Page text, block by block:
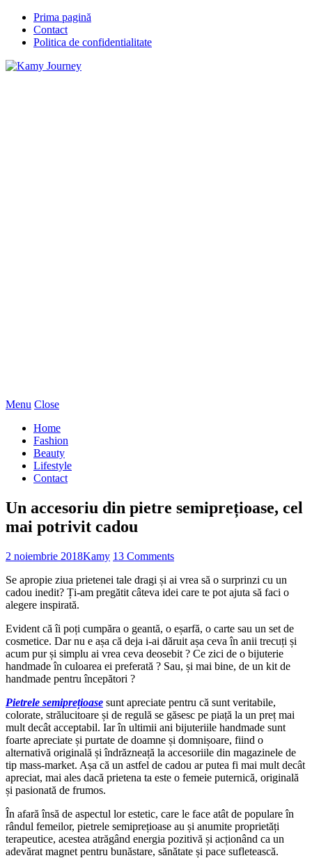
Prima pagină
Contact
Politica de confidentialitate
Menu Close
Home
Fashion
Beauty
Lifestyle
Contact
Un accesoriu din pietre semiprețioase, cel
mai potrivit cadou
2 noiembrie 2018Kamy 13 Comments
Se apropie ziua prietenei tale dragi și ai vrea să o surprinzi cu un
cadou inedit? Ți-am pregătit câteva idei care te pot ajuta să faci o
alegere inspirată.
Evident că îi poți cumpăra o geantă, o eșarfă, o carte sau un set de
cosmetice. Dar nu e așa că deja i-ai dăruit așa ceva în anii trecuți și
acum pur și simplu ai vrea ceva deosebit ? Ce zici de o bijuterie
handmade în culoarea ei preferată ? Sau, și mai bine, de un kit de
handmade pentru începători ?
Pietrele semiprețioase sunt apreciate pentru că sunt veritabile,
colorate, strălucitoare și de regulă se găsesc pe piață la un preț mai
mult decât acceptabil. Iar în ultimii ani bijuteriile handmade sunt
foarte apreciate și purtate de doamne și domnișoare, fiind o
alternativă originală și îndrăzneață la accesoriile din magazinele de
tip mass-market. Așa că un astfel de cadou ar putea fi mai mult decât
apreciat, mai ales dacă prietena ta este o femeie puternică, originală
și pasionată de frumos.
În afară însă de aspectul lor estetic, care le face atât de populare în
rândul femeilor, pietrele semiprețioase au și anumite proprietăți
terapeutice, acestea atrăgând energia pozitivă și acționând ca un
adevărat magnet pentru bunăstare, sănătate și pace sufletească.